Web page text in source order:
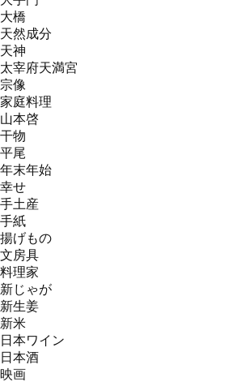
大橋
天然成分
天神
太宰府天満宮
宗像
家庭料理
山本啓
干物
平尾
年末年始
幸せ
手土産
手紙
揚げもの
文房具
料理家
新じゃが
新生姜
新米
日本ワイン
日本酒
映画